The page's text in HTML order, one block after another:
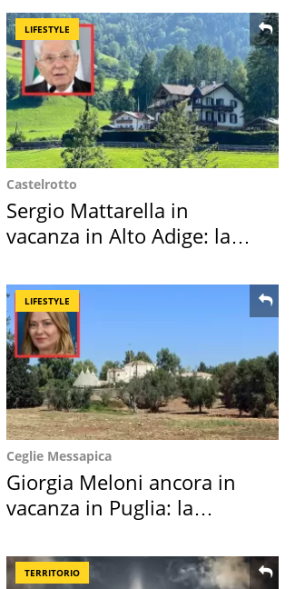
LIFESTYLE
Castelrotto
Sergio Mattarella in
vacanza in Alto Adige: la
LIFESTYLE
Ceglie Messapica
Giorgia Meloni ancora in
vacanza in Puglia: la
TERRITORIO